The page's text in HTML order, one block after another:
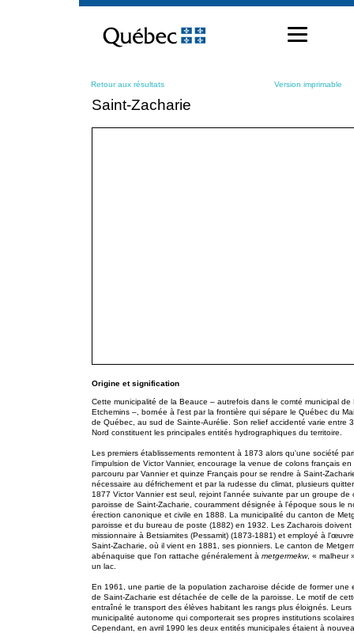
contenu
Retour aux résultats Version imprimable
Saint-Zacharie
Origine et signification
Cette municipalité de la Beauce – autrefois dans le comté municipal
Etchemins –, bornée à l'est par la frontière qui sépare le Québec du
de Québec, au sud de Sainte-Aurélie. Son relief accidenté varie entre
Nord constituent les principales entités hydrographiques du territoire.
Les premiers établissements remontent à 1873 alors qu'une société
l'impulsion de Victor Vannier, encourage la venue de colons français
parcouru par Vannier et quinze Français pour se rendre à Saint-
nécessaire au défrichement et par la rudesse du climat, plusieurs
1877 Victor Vannier est seul, rejoint l'année suivante par un groupe
paroisse de Saint-Zacharie, couramment désignée à l'époque sous le
érection canonique et civile en 1888. La municipalité du canton de
paroisse et du bureau de poste (1882) en 1932. Les Zacharois
missionnaire à Betsiamites (Pessamit) (1873-1881) et employé à
Saint-Zacharie, où il vient en 1881, ses pionniers. Le canton de
abénaquise que l'on rattache généralement à metgermekw, « malheur
un lac.
En 1961, une partie de la population zacharoise décide de former
de Saint-Zacharie est détachée de celle de la paroisse. Le motif de
entraîné le transport des élèves habitant les rangs plus éloignés.
municipalité autonome qui comporterait ses propres institutions
Cependant, en avril 1990 les deux entités municipales étaient à